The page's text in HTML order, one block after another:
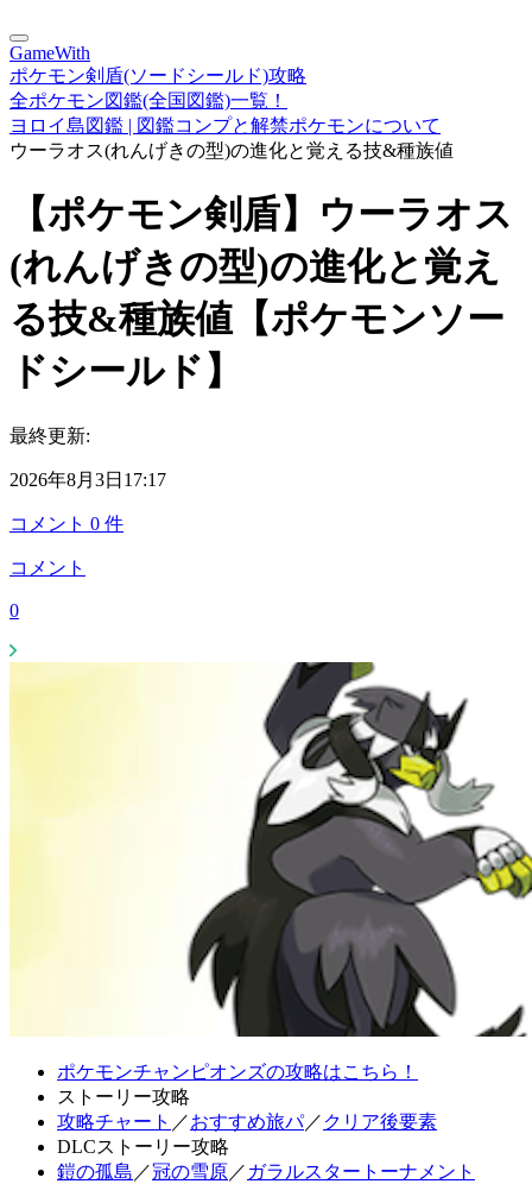
GameWith
ポケモン剣盾(ソードシールド)攻略
全ポケモン図鑑(全国図鑑)一覧！
ヨロイ島図鑑 | 図鑑コンプと解禁ポケモンについて
ウーラオス(れんげきの型)の進化と覚える技&種族値
【ポケモン剣盾】ウーラオス
(れんげきの型)の進化と覚え
る技&種族値【ポケモンソー
ドシールド】
最終更新:
2026年8月3日17:17
コメント 0 件
コメント
0
ポケモンチャンピオンズの攻略はこちら！
ストーリー攻略
攻略チャート ／おすすめ旅パ／ クリア後要素
DLCストーリー攻略
鎧の孤島 ／冠の雪原／ ガラルスタートーナメント